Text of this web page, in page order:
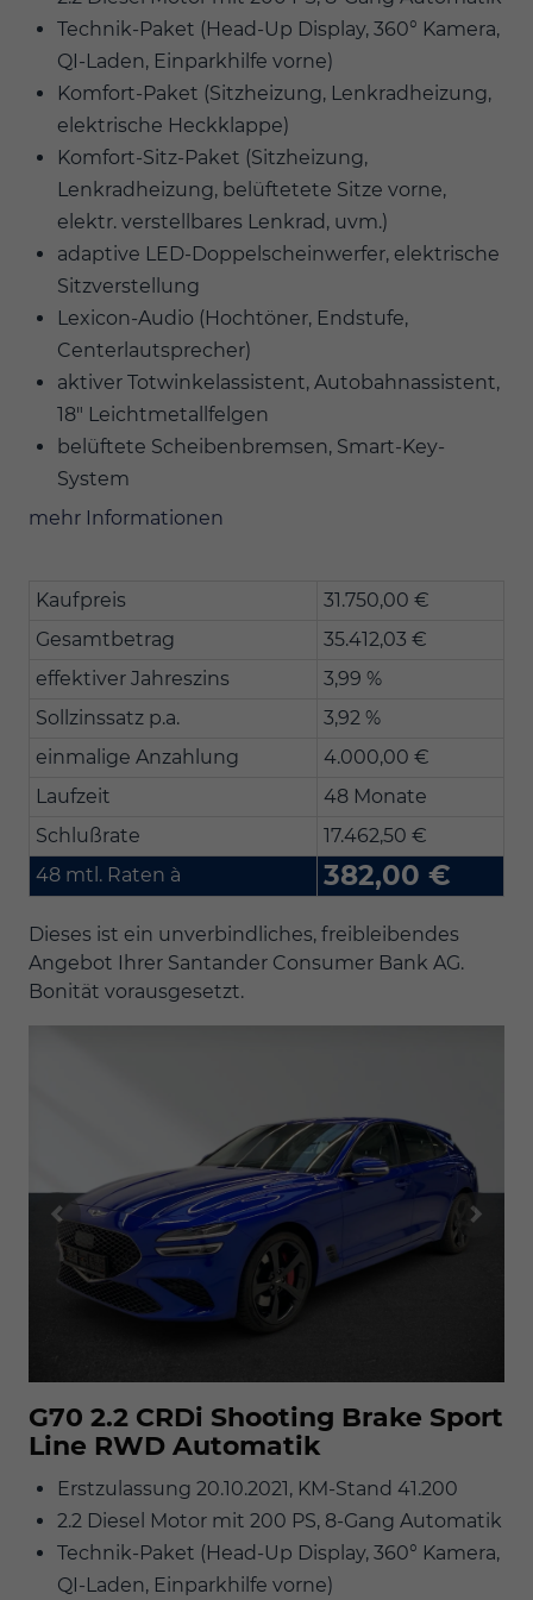
Technik-Paket (Head-Up Display, 360° Kamera,
QI-Laden, Einparkhilfe vorne)
Komfort-Paket (Sitzheizung, Lenkradheizung,
elektrische Heckklappe)
Komfort-Sitz-Paket (Sitzheizung,
Lenkradheizung, belüftetete Sitze vorne,
elektr. verstellbares Lenkrad, uvm.)
adaptive LED-Doppelscheinwerfer, elektrische
Sitzverstellung
Lexicon-Audio (Hochtöner, Endstufe,
Centerlautsprecher)
aktiver Totwinkelassistent, Autobahnassistent,
18" Leichtmetallfelgen
belüftete Scheibenbremsen, Smart-Key-
System
mehr Informationen
Kaufpreis
31.750,00 €
Gesamtbetrag
35.412,03 €
effektiver Jahreszins
3,99 %
Sollzinssatz p.a.
3,92 %
einmalige Anzahlung
4.000,00 €
Laufzeit
48 Monate
Schlußrate
17.462,50 €
48 mtl. Raten à
382,00 €
Dieses ist ein unverbindliches, freibleibendes
Angebot Ihrer Santander Consumer Bank AG.
Bonität vorausgesetzt.
G70 2.2 CRDi Shooting Brake Sport
Line RWD Automatik
Erstzulassung 20.10.2021, KM-Stand 41.200
2.2 Diesel Motor mit 200 PS, 8-Gang Automatik
Technik-Paket (Head-Up Display, 360° Kamera,
QI-Laden, Einparkhilfe vorne)